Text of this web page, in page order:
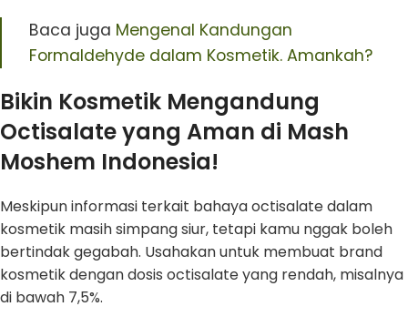
Baca juga Mengenal Kandungan
Formaldehyde dalam Kosmetik. Amankah?
Bikin Kosmetik Mengandung
Octisalate yang Aman di Mash
Moshem Indonesia!
Meskipun informasi terkait bahaya octisalate dalam
kosmetik masih simpang siur, tetapi kamu nggak boleh
bertindak gegabah. Usahakan untuk membuat brand
kosmetik dengan dosis octisalate yang rendah, misalnya
di bawah 7,5%.